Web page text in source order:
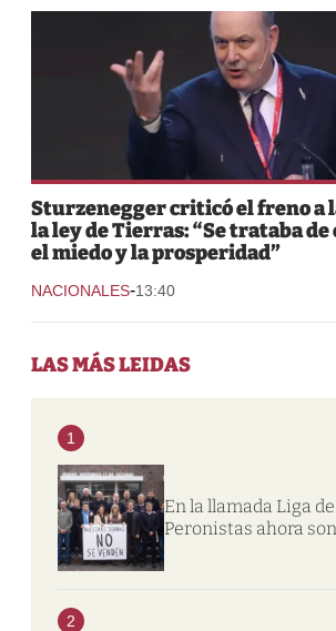
Sturzenegger criticó el freno a
la ley de Tierras: “Se trataba
el miedo y la prosperidad”
NACIONALES-13:40
LAS MÁS LEIDAS
1
En la llamada Liga
Peronistas ahora son
2